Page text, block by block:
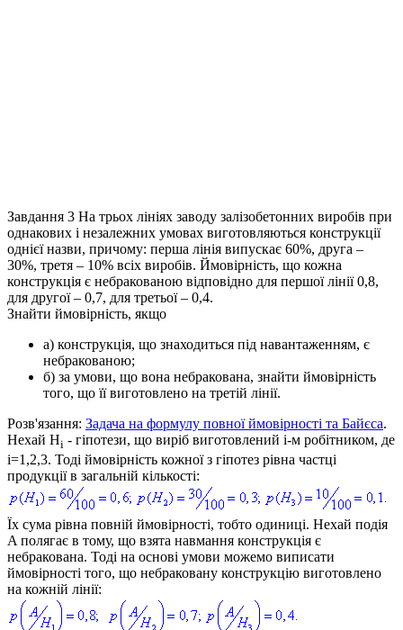
Завдання 3 На трьох лініях заводу залізобетонних виробів при
однакових і незалежних умовах виготовляються конструкції
однієї назви, причому: перша лінія випускає 60%, друга –
30%, третя – 10% всіх виробів. Ймовірність, що кожна
конструкція є небракованою відповідно для першої лінії 0,8,
для другої – 0,7, для третьої – 0,4.
Знайти ймовірність, якщо
а) конструкція, що знаходиться під навантаженням, є
небракованою;
б) за умови, що вона небракована, знайти ймовірність
того, що її виготовлено на третій лінії.
Розв'язання: Задача на формулу повної ймовірності та Байєса.
Нехай Hi - гіпотези, що виріб виготовлений і-м робітником, де
i=1,2,3. Тоді ймовірність кожної з гіпотез рівна частці
продукції в загальній кількості:
Їх сума рівна повній ймовірності, тобто одиниці. Нехай подія
A полягає в тому, що взята навмання конструкція є
небракована. Тоді на основі умови можемо виписати
ймовірності того, що небраковану конструкцію виготовлено
на кожній лінії: